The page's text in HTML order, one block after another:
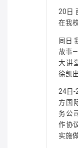
20日
在我
同日
故事
大讲
徐凯
24日-
方国
务公
作协
实施